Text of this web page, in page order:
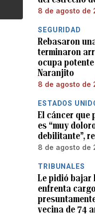
8 de agosto de
SEGURIDAD
Rebasaron
terminaron
ocupa
Naranjito
8 de agosto de
ESTADOS
El cáncer que
es “muy
debilitante”,
8 de agosto de
TRIBUNALES
Le pidió bajar
enfrenta
vecina de 74